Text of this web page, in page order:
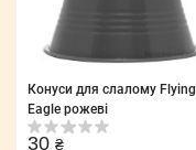
Конуси для слалому Flying
Eagle рожеві
30 ₴